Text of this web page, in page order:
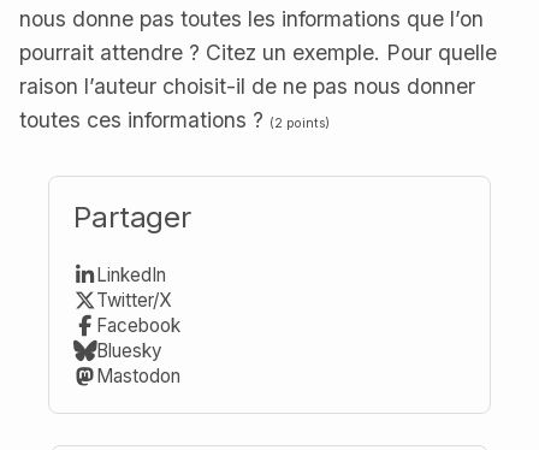
nous donne pas toutes les informations que l’on
pourrait attendre ? Citez un exemple. Pour quelle
raison l’auteur choisit-il de ne pas nous donner
toutes ces informations ? (2 points)
Partager
LinkedIn
Twitter/X
Facebook
Bluesky
Mastodon